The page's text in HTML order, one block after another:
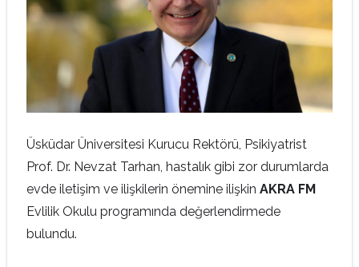
Üsküdar Üniversitesi Kurucu Rektörü, Psikiyatrist
Prof. Dr. Nevzat Tarhan, hastalık gibi zor durumlarda
evde iletişim ve ilişkilerin önemine ilişkin AKRA FM
Evlilik Okulu programında değerlendirmede
bulundu.